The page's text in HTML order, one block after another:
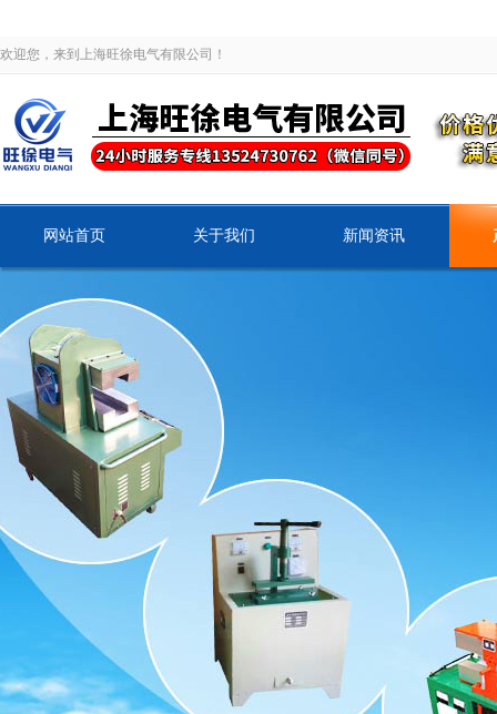
欢迎您，来到上海旺徐电气有限公司！
网站首页 关于我们 新闻资讯